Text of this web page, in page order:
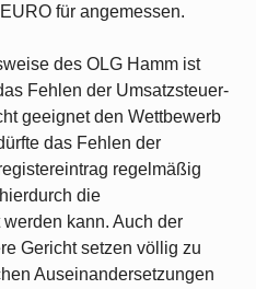
für angemessen.
des OLG Hamm ist
Fehlen der Umsatzsteuer-
geeignet den Wettbewerb
das Fehlen der
regelmäßig
die
kann. Auch der
Gericht setzen völlig zu
Auseinandersetzungen